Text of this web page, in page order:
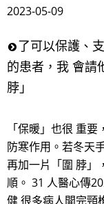
2023-05-09
了可以保護、
的患者，我 會請
脖」
「保暖」也很 重
防寒作用。若冬天
再加一片「圍 脖」
順。 31 人醫心傳
健 很多病人開完頸